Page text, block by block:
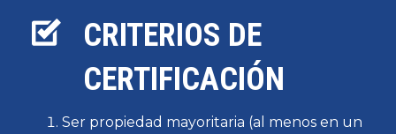
CRITERIOS DE
CERTIFICACIÓN
Ser propiedad mayoritaria (al menos en un